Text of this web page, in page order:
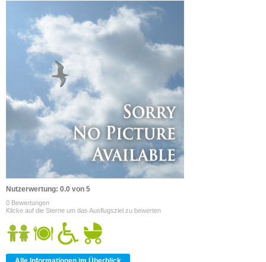
Nutzerwertung: 0.0 von 5
0 Bewertungen
Klicke auf die Sterne um das Ausflugsziel zu bewerten